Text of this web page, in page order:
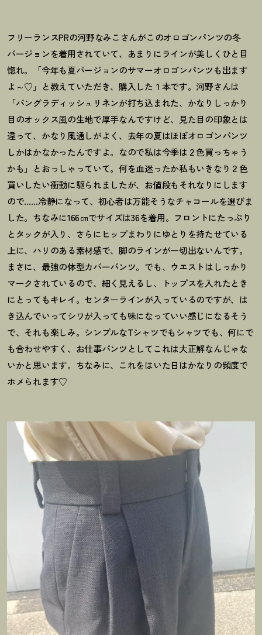
フリーランスPRの河野なみこさんがこのオロゴンパンツの冬
バージョンを着用されていて、あまりにラインが美しくひと目
惚れ。「今年も夏バージョンのサマーオロゴンパンツも出ます
よ～♡」と教えていただき、購入した１本です。河野さんは
「バングラディッシュリネンが打ち込まれた、かなりしっかり
目のオックス風の生地で厚手なんですけど、見た目の印象とは
違って、かなり風通しがよく、去年の夏はほぼオロゴンパンツ
しかはかなかったんですよ。なので私は今季は２色買っちゃう
かも」とおっしゃっていて。何を血迷ったか私もいきなり２色
買いしたい衝動に駆られましたが、お値段もそれなりにします
ので……冷静になって、初心者は万能そうなチャコールを選びま
した。ちなみに166㎝でサイズは36を着用。フロントにたっぷり
とタックが入り、さらにヒップまわりにゆとりを持たせている
上に、ハリのある素材感で、脚のラインが一切出ないんです。
まさに、最強の体型カバーパンツ。でも、ウエストはしっかり
マークされているので、細く見えるし、トップスを入れたとき
にとってもキレイ。センターラインが入っているのですが、は
き込んでいってシワが入っても味になっていい感じになるそう
で、それも楽しみ。シンプルなTシャツでもシャツでも、何にで
も合わせやすく、お仕事パンツとしてこれは大正解なんじゃな
いかと思います。ちなみに、これをはいた日はかなりの頻度で
ホメられます♡